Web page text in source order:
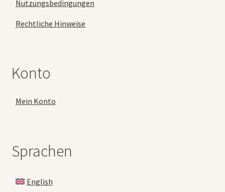
Nutzungsbedingungen
Rechtliche Hinweise
Konto
Mein Konto
Sprachen
English